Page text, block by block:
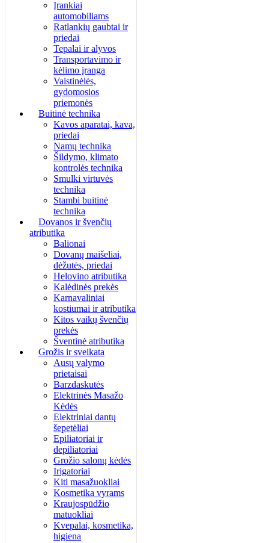
Įrankiai
automobiliams
Ratlankių gaubtai ir
priedai
Tepalai ir alyvos
Transportavimo ir
kėlimo įranga
Vaistinėlės,
gydomosios
priemonės
Buitinė technika
Kavos aparatai, kava,
priedai
Namų technika
Šildymo, klimato
kontrolės technika
Smulki virtuvės
technika
Stambi buitinė
technika
Dovanos ir švenčių
atributika
Balionai
Dovanų maišeliai,
dėžutės, priedai
Helovino atributika
Kalėdinės prekės
Karnavaliniai
kostiumai ir atributika
Kitos vaikų švenčių
prekės
Šventinė atributika
Grožis ir sveikata
Ausų valymo
prietaisai
Barzdaskutės
Elektrinės Masažo
Kėdės
Elektriniai dantų
šepetėliai
Epiliatoriai ir
depiliatoriai
Grožio salonų kėdės
Irigatoriai
Kiti masažuokliai
Kosmetika vyrams
Kraujospūdžio
matuokliai
Kvepalai, kosmetika,
higiena